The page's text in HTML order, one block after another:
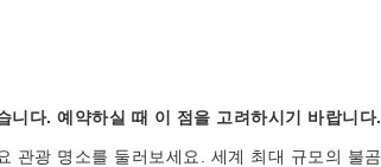
니다. 예약하실 때 이 점을 고려하시기 바랍니다.
관광 명소를 둘러보세요. 세계 최대 규모의 불